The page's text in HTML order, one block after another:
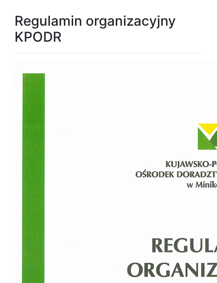
Regulamin organizacyjny
KPODR